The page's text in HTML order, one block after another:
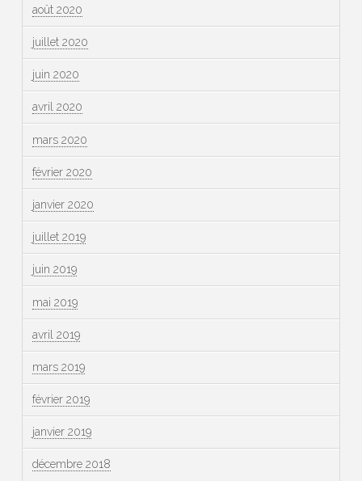
août 2020
juillet 2020
juin 2020
avril 2020
mars 2020
février 2020
janvier 2020
juillet 2019
juin 2019
mai 2019
avril 2019
mars 2019
février 2019
janvier 2019
décembre 2018